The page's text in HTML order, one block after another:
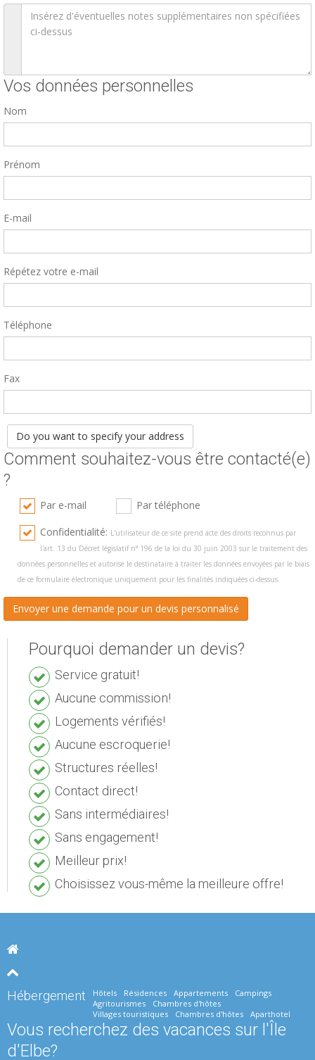
Vos données personnelles
Nom
Prénom
E-mail
Répétez votre e-mail
Téléphone
Fax
Do you want to specify your address
Comment souhaitez-vous être contacté(e)
?
Par e-mail
Par téléphone
Confidentialité: L'utilisateur de ce site prend acte des droits reconnus par
l'art. 13 du Décret législatif n° 196 de la loi du 30 juin 2003 sur le traitement des
données personnelles et autorise le destinataire à traiter les données envoyées par le biais
de ce formulaire électronique uniquement pour les finalités indiquées ci-dessus.
Pourquoi demander un devis?
Service gratuit!
Aucune commission!
Logements vérifiés!
Aucune escroquerie!
Structures réelles!
Contact direct!
Sans intermédiaires!
Sans engagement!
Meilleur prix!
Choisissez vous-même la meilleure offre!
Hébergement Hôtels Résidences Appartements
Campings
Agritourismes
Chambres d'hôtes
Villages touristiques
Chambres d'hôtes Aparthotel
Vous recherchez des vacances sur l'Île
d'Elbe?